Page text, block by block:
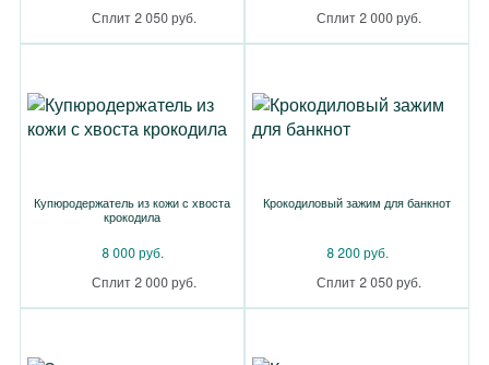
Сплит 2 050 руб. Сплит 2 000 руб.
Купюродержатель из кожи с хвоста
крокодила
8 000 руб.
Сплит 2 000 руб.
Крокодиловый зажим для банкнот
8 200 руб.
Сплит 2 050 руб.